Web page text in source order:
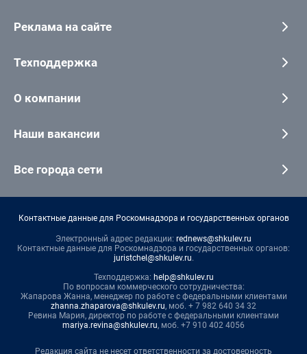
Реклама на сайте
Техподдержка
О компании
Наши вакансии
Все города сети
Контактные данные для Роскомнадзора и государственных органов
Электронный адрес редакции: rednews@shkulev.ru
Контактные данные для Роскомнадзора и государственных органов:
juristchel@shkulev.ru.
Техподдержка: help@shkulev.ru
По вопросам коммерческого сотрудничества:
Жапарова Жанна, менеджер по работе с федеральными клиентами
zhanna.zhaparova@shkulev.ru, моб. + 7 982 640 34 32
Ревина Мария, директор по работе с федеральными клиентами
mariya.revina@shkulev.ru, моб. +7 910 402 4056
Редакция сайта не несет ответственности за достоверность